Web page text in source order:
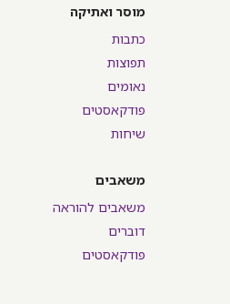
מוסר ואתיקה
כתבות
תפוצות
נאומים
פודקאסטים
שיחות
משאבים
משאבים להוראה
דוברים
פודקאסטים